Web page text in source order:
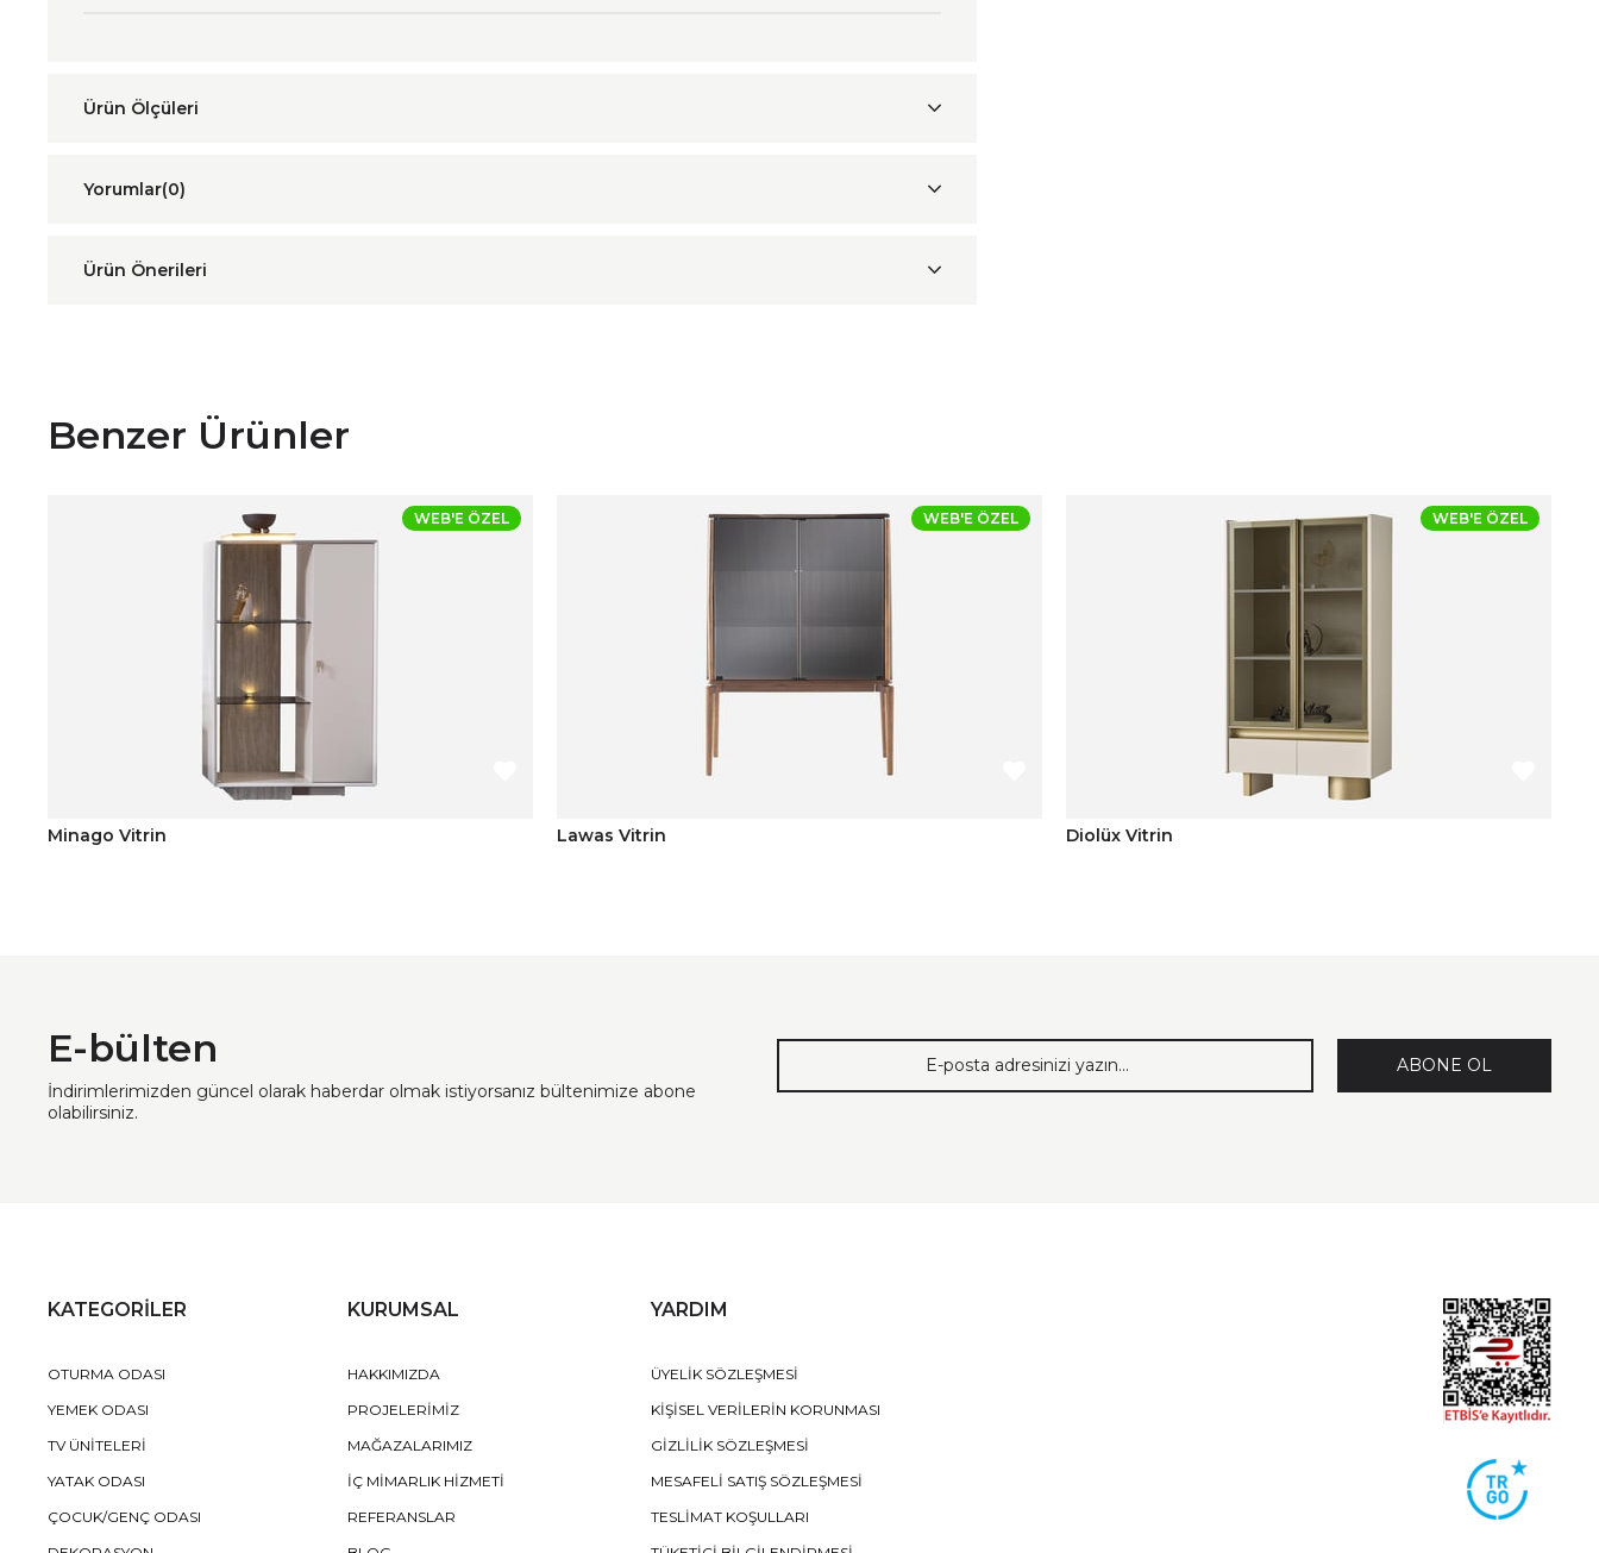
Yorumlar(0)
Ürün Önerileri
Benzer Ürünler
Minago Vitrin
WEB'E ÖZEL
Lawas Vitrin
WEB'E ÖZEL
Diolüx Vitrin
WEB'E ÖZEL
E-bülten
İndirimlerimizden güncel olarak haberdar olmak istiyorsanız bültenimize abone
olabilirsiniz.
ABONE OL
KATEGORİLER
OTURMA ODASI
YEMEK ODASI
TV ÜNİTELERİ
YATAK ODASI
ÇOCUK/GENÇ ODASI
KURUMSAL
HAKKIMIZDA
PROJELERİMİZ
MAĞAZALARIMIZ
İÇ MİMARLIK HİZMETİ
REFERANSLAR
YARDIM
ÜYELİK SÖZLEŞMESİ
KİŞİSEL VERİLERİN KORUNMASI
GİZLİLİK SÖZLEŞMESİ
MESAFELİ SATIŞ SÖZLEŞMESİ
TESLİMAT KOŞULLARI